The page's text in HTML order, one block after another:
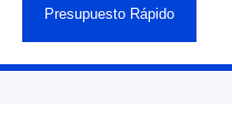
Presupuesto Rápido